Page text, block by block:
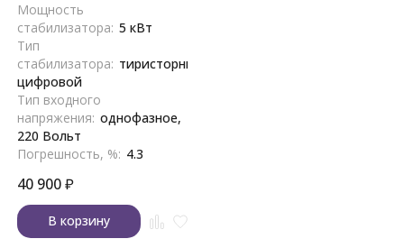
Мощность
стабилизатора: 5 кВт
Тип
стабилизатора: тиристорный,
цифровой
Тип входного
напряжения: однофазное,
220 Вольт
Погрешность, %: 4.3
40 900₽
В корзину